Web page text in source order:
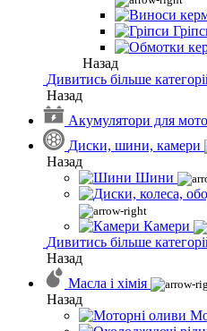
Назад
Дивитись більше
Назад
Акумулятори для
Диски, шини, камери
Назад
Шини
Камери
Дивитись більше
Назад
Масла і хімія
Назад